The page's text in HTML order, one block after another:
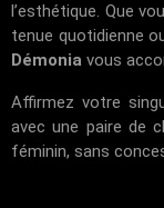
l’esthétique. Que
tenue quotidienne
Démonia vous
Affirmez votre
avec une paire de
féminin, sans